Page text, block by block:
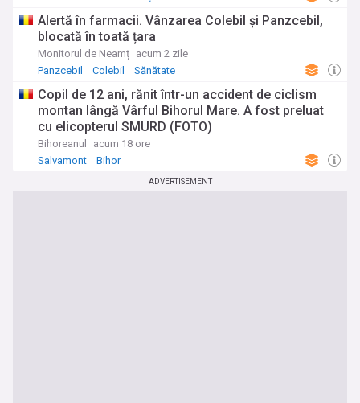
Alertă în farmacii. Vânzarea Colebil și Panzcebil,
blocată în toată țara
Monitorul de Neamț acum 2 zile
Panzcebil
Colebil Sănătate
Copil de 12 ani, rănit într-un accident de ciclism
montan lângă Vârful Bihorul Mare. A fost preluat
cu elicopterul SMURD (FOTO)
Bihoreanul
acum 18 ore
Salvamont
Bihor
ADVERTISEMENT